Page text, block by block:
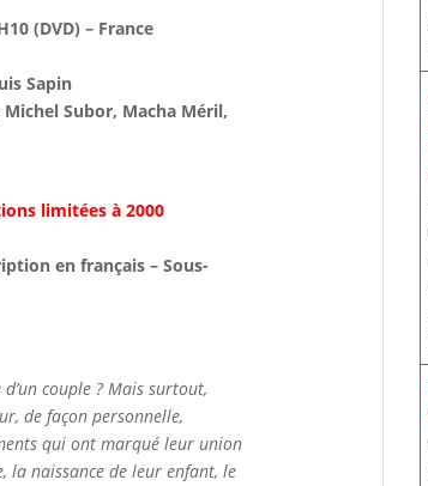
(DVD) – France
Sapin
Subor, Macha Méril,
limitées à 2000
en français – Sous-
couple ? Mais surtout,
de façon personnelle,
qui ont marqué leur union
la naissance de leur enfant, le